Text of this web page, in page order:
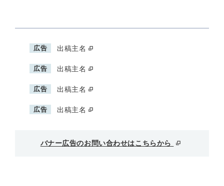
広告 出稿主名
広告 出稿主名
広告 出稿主名
広告 出稿主名
バナー広告のお問い合わせはこちらから